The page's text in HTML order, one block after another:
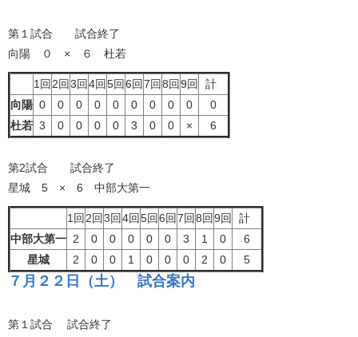
第１試合 試合終了
向陽 ０ × ６ 杜若
1回 2回3回4回5回6回7回8回9回
計
向陽 0 0 0 0 0 0 0 0 0
0
杜若 3 0 0 0 0 3 0 0 × 6
第2試合 試合終了
星城 5 × 6 中部大第一
1回 2回3回4回5回6回7回8回9回
計
中部大第一 2 0 0 0 0 0 3 1 0
6
星城
2 0 0 1 0 0 0 2 0 5
７月２２日（土） 試合案内
第１試合 試合終了